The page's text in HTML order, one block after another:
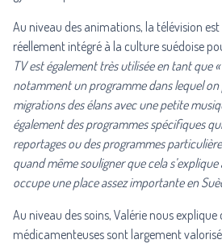
Au niveau des animations, la télévision
réellement intégré à la culture suédoise
TV est également très utilisée en tant que
notamment un programme dans lequel on
migrations des élans avec une petite
également des programmes spécifiques
reportages ou des programmes
quand même souligner que cela
occupe une place assez importante en
Au niveau des soins, Valérie nous
médicamenteuses sont largement